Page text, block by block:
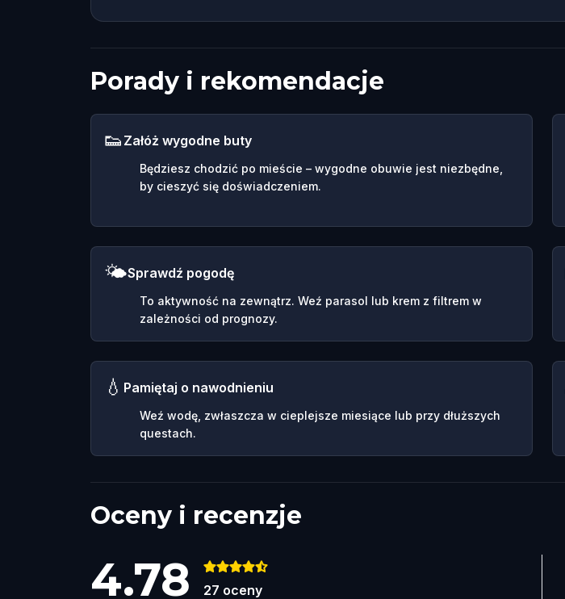
Porady i rekomendacje
👟 Załóż wygodne buty
Będziesz chodzić po mieście – wygodne obuwie jest niezbędne,
by cieszyć się doświadczeniem.
🌤️Sprawdź pogodę
To aktywność na zewnątrz. Weź parasol lub krem z filtrem w
zależności od prognozy.
💧 Pamiętaj o nawodnieniu
Weź wodę, zwłaszcza w cieplejsze miesiące lub przy dłuższych
questach.
Oceny i recenzje
4.78 27 oceny